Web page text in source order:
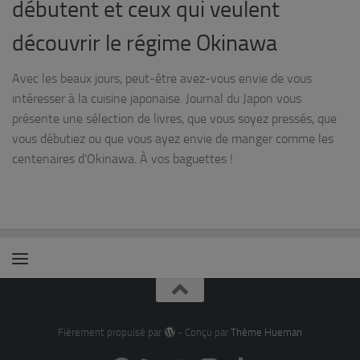
débutent et ceux qui veulent
découvrir le régime Okinawa
Avec les beaux jours, peut-être avez-vous envie de vous
intéresser à la cuisine japonaise. Journal du Japon vous
présente une sélection de livres, que vous soyez pressés, que
vous débutiez ou que vous ayez envie de manger comme les
centenaires d’Okinawa. À vos baguettes !
Fièrement propulsé par - Conçu par Thème Hueman